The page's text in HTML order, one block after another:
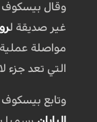
وقال بيسكوف
غير صديقة ل
مواصلة عملية
التي تعد جزء
وتابع بيسكوف